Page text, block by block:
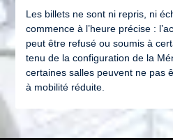
Les billets ne sont ni repris, ni
commence à l’heure précise :
peut être refusé ou soumis à
tenu de la configuration de la
certaines salles peuvent ne pas
à mobilité réduite.